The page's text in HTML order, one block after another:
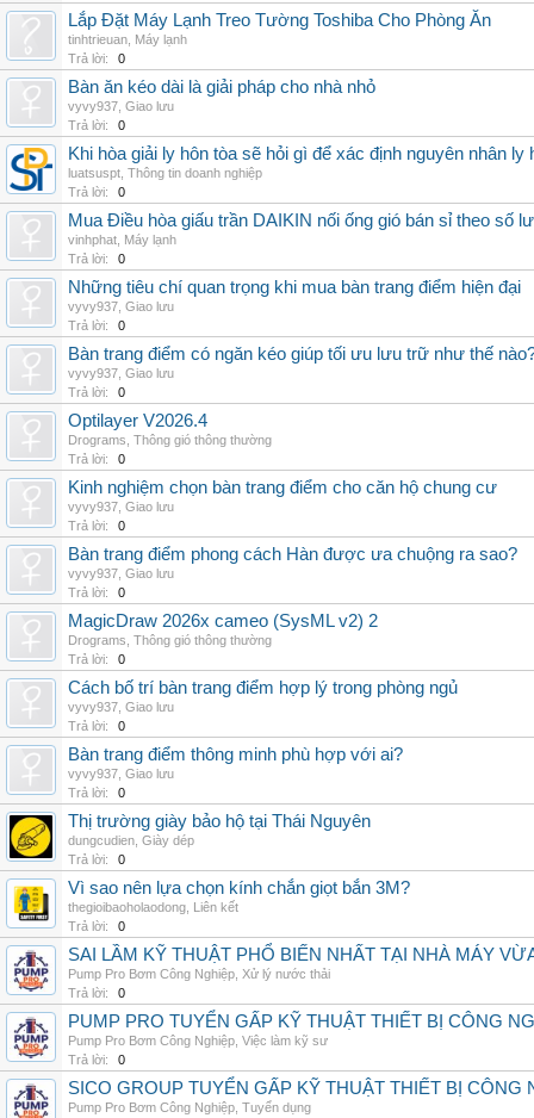
Lắp Đặt Máy Lạnh Treo Tường Toshiba Cho Phòng Ăn
tinhtrieuan Máy lạnh
Trả lời:
0
Bàn ăn kéo dài là giải pháp cho nhà nhỏ
vyvy937 Giao lưu
Trả lời:
0
Khi hòa giải ly hôn tòa sẽ hỏi gì để xác định nguyên nhân ly
luatsuspt Thông tin doanh nghiệp
Trả lời:
0
Mua Điều hòa giấu trần DAIKIN nối ống gió bán sỉ theo số
vinhphat Máy lạnh
Trả lời:
0
Những tiêu chí quan trọng khi mua bàn trang điểm hiện đại
vyvy937 Giao lưu
Trả lời:
0
Bàn trang điểm có ngăn kéo giúp tối ưu lưu trữ như thế
vyvy937 Giao lưu
Trả lời:
0
Optilayer V2026.4
Drograms Thông gió thông thường
Trả lời:
0
Kinh nghiệm chọn bàn trang điểm cho căn hộ chung cư
vyvy937 Giao lưu
Trả lời:
0
Bàn trang điểm phong cách Hàn được ưa chuộng ra sao?
vyvy937 Giao lưu
Trả lời:
0
MagicDraw 2026x cameo (SysML v2) 2
Drograms Thông gió thông thường
Trả lời:
0
Cách bố trí bàn trang điểm hợp lý trong phòng ngủ
vyvy937 Giao lưu
Trả lời:
0
Bàn trang điểm thông minh phù hợp với ai?
vyvy937 Giao lưu
Trả lời:
0
Thị trường giày bảo hộ tại Thái Nguyên
dungcudien Giày dép
Trả lời:
0
Vì sao nên lựa chọn kính chắn giọt bắn 3M?
thegioibaoholaodong Liên kết
Trả lời:
0
SAI LẦM KỸ THUẬT PHỔ BIẾN NHẤT TẠI NHÀ MÁY
Pump Pro Bơm Công Nghiệp Xử lý nước thải
Trả lời:
0
PUMP PRO TUYỂN GẤP KỸ THUẬT THIẾT BỊ CÔNG
Pump Pro Bơm Công Nghiệp Việc làm kỹ sư
Trả lời:
0
SICO GROUP TUYỂN GẤP KỸ THUẬT THIẾT BỊ CÔNG
Pump Pro Bơm Công Nghiệp Tuyển dụng